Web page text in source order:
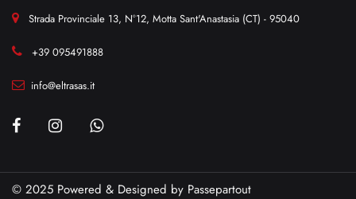
Strada Provinciale 13, N°12, Motta Sant'Anastasia (CT) - 95040
+39 095491888
info@eltrasas.it
© 2025 Powered & Designed by Passepartout